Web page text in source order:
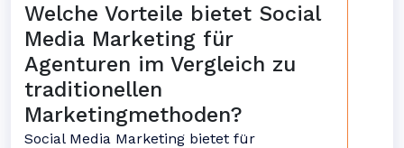
Welche Vorteile bietet Social
Media Marketing für
Agenturen im Vergleich zu
traditionellen
Marketingmethoden?
Social Media Marketing bietet für